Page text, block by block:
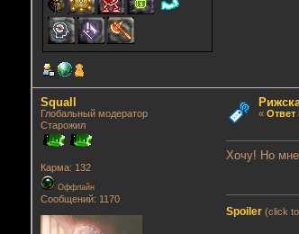
Squall
Глобальный модератор
Старожил
Карма: 132
Оффлайн
Сообщений: 1170
« Ответ
Хочу! Но мне
Spoiler (click